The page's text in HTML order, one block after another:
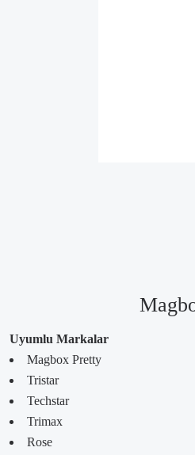
Uyumlu Markalar
Magbox Pretty
Tristar
Techstar
Trimax
Rose